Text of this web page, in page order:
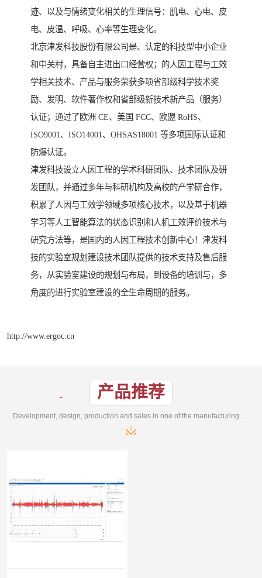
迹、以及与情绪变化相关的生理信号：肌电、心电、皮
电、皮温、呼吸、心率等生理变化。
北京津发科技股份有限公司是、认定的科技型中小企业
和中关村，具备自主进出口经营权；的人因工程与工效
学相关技术、产品与服务荣获多项省部级科学技术奖
励、发明、软件著作权和省部级新技术新产品（服务）
认证；通过了欧洲 CE、美国 FCC、欧盟 RoHS、
ISO9001、ISO14001、OHSAS18001 等多项国际认证和
防爆认证。
津发科技设立人因工程的学术科研团队、技术团队及研
发团队，并通过多年与科研机构及高校的产学研合作，
积累了人因与工效学领域多项核心技术，以及基于机器
学习等人工智能算法的状态识别和人机工效评价技术与
研究方法等，是国内的人因工程技术创新中心！津发科
技的实验室规划建设技术团队提供的技术支持及售后服
务，从实验室建设的规划与布局，到设备的培训与，多
角度的进行实验室建设的全生命周期的服务。
http://www.ergoc.cn
产品推荐
Development, design, production and sales in one of the manufacturing enterprises